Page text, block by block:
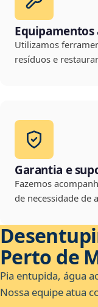
Utilizamos
resíduos e
Garantia e
Fazemos
de necessidade de
Perto de
Pia entupida, água
Nossa equipe atua